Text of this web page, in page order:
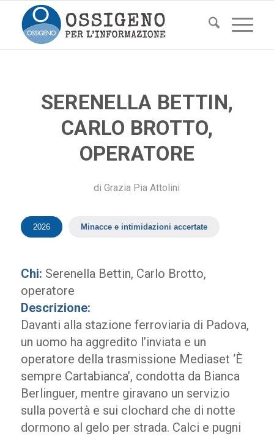
SERENELLA BETTIN,
CARLO BROTTO,
OPERATORE
diGrazia Pia Attolini
2026 Minacce e intimidazioni accertate
Chi: Serenella Bettin, Carlo Brotto,
operatore
Descrizione:
Davanti alla stazione ferroviaria di Padova,
un uomo ha aggredito l’inviata e un
operatore della trasmissione Mediaset ‘È
sempre Cartabianca’, condotta da Bianca
Berlinguer, mentre giravano un servizio
sulla povertà e sui clochard che di notte
dormono al gelo per strada. Calci e pugni